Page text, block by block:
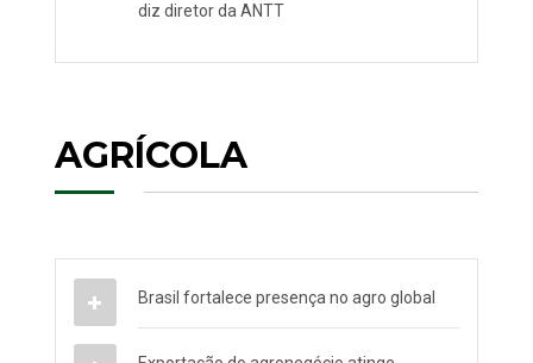
diz diretor da ANTT
AGRÍCOLA
Brasil fortalece presença no agro global